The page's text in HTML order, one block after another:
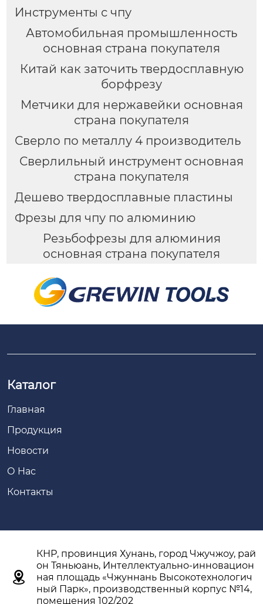
Инструменты с чпу
Автомобильная промышленность
основная страна покупателя
Китай как заточить твердосплавную
борфрезу
Метчики для нержавейки основная
страна покупателя
Сверло по металлу 4 производитель
Сверлильный инструмент основная
страна покупателя
Дешево твердосплавные пластины
Фрезы для чпу по алюминию
Резьбофрезы для алюминия
основная страна покупателя
Каталог
Главная
Продукция
Новости
О Hас
Контакты

КНР, провинция Хунань, город Чжучжоу, рай
он Тяньюань, Интеллектуально-инновацион
ная площадь «Чжуннань Высокотехнологич
ный Парк», производственный корпус №14,
помещения 102/202